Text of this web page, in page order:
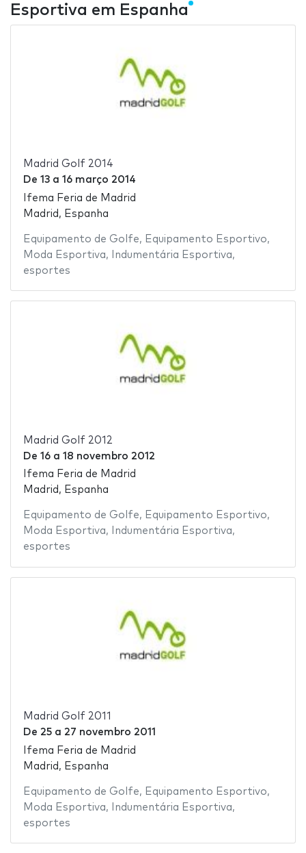
Esportiva em Espanha
Madrid Golf 2014
De 13a 16 março 2014
Ifema Feria de Madrid
Madrid, Espanha
Equipamento de Golfe, Equipamento Esportivo,
Moda Esportiva, Indumentária Esportiva,
esportes
Madrid Golf 2012
De 16a 18 novembro 2012
Ifema Feria de Madrid
Madrid, Espanha
Equipamento de Golfe, Equipamento Esportivo,
Moda Esportiva, Indumentária Esportiva,
esportes
Madrid Golf 2011
De 25a 27 novembro 2011
Ifema Feria de Madrid
Madrid, Espanha
Equipamento de Golfe, Equipamento Esportivo,
Moda Esportiva, Indumentária Esportiva,
esportes